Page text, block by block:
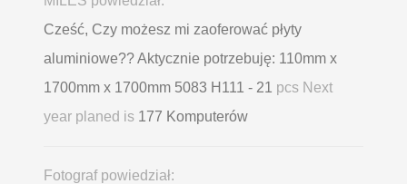
Cześć, Czy możesz mi zaoferować płyty
aluminiowe?? Aktycznie potrzebuję: 110mm x
1700mm x 1700mm 5083 H111 - 21 pcs Next
year planed is 177 Komputerów
Fotograf powiedział: